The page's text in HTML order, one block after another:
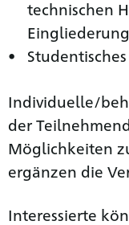
technischen
Individuelle/
der
Möglichkeiten
ergänzen die
Interessierte